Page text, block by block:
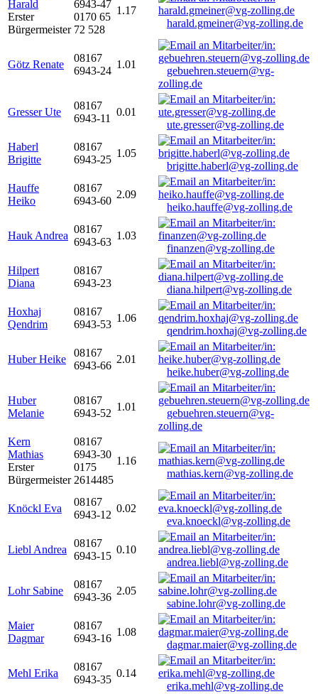
Harald
Erster
Bürgermeister
6943-47
0170 65
72 528
1.17
harald.gmeiner@vg-zolling.de
Götz Renate
08167
6943-24
1.01
gebuehren.steuern@vg-
zolling.de
Gresser Ute
08167
6943-11
0.01
ute.gresser@vg-zolling.de
Haberl
Brigitte
08167
6943-25
1.05
brigitte.haberl@vg-zolling.de
Hauffe
Heiko
08167
6943-60
2.09
heiko.hauffe@vg-zolling.de
Hauk Andrea
08167
6943-63
1.03
finanzen@vg-zolling.de
Hilpert
Diana
08167
6943-23
diana.hilpert@vg-zolling.de
Hoxhaj
Qendrim
08167
6943-53
1.06
qendrim.hoxhaj@vg-zolling.de
Huber Heike
08167
6943-66
2.01
heike.huber@vg-zolling.de
Huber
Melanie
08167
6943-52
1.01
gebuehren.steuern@vg-
zolling.de
Kern
Mathias
Erster
Bürgermeister
08167
6943-30
0175
2614485
1.16
mathias.kern@vg-zolling.de
Knöckl Eva
08167
6943-12
0.02
eva.knoeckl@vg-zolling.de
Liebl Andrea
08167
6943-15
0.10
andrea.liebl@vg-zolling.de
Lohr Sabine
08167
6943-36
2.05
sabine.lohr@vg-zolling.de
Maier
Dagmar
08167
6943-16
1.08
dagmar.maier@vg-zolling.de
Mehl Erika
08167
6943-35
0.14
erika.mehl@vg-zolling.de